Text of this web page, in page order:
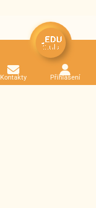
Kontakty Přihlášení